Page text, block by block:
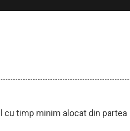
cu timp minim alocat din partea